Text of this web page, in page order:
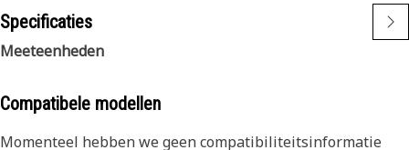
Specificaties
Meeteenheden
Compatibele modellen
Momenteel hebben we geen compatibiliteitsinformatie